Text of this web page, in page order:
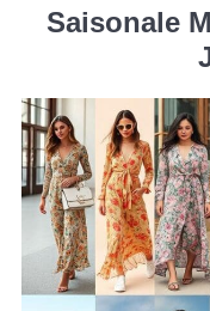
Saisonale